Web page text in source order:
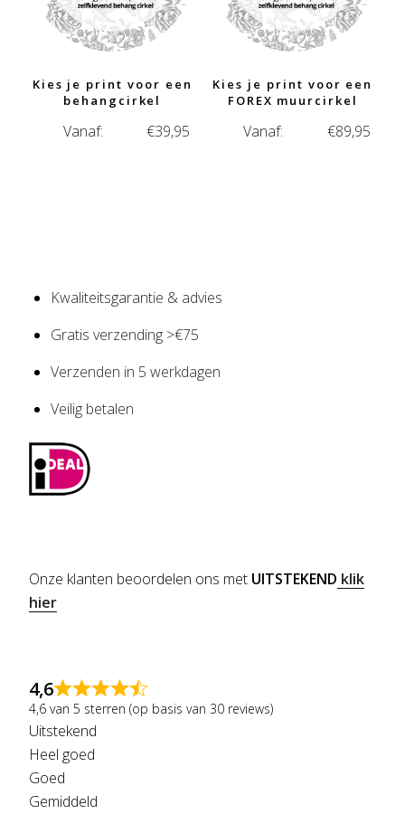
Kies je print voor een
behangcirkel
Vanaf: €39,95
Kies je print voor een
FOREX muurcirkel
Vanaf: €89,95
Kwaliteitsgarantie & advies
Gratis verzending >€75
Verzenden in 5 werkdagen
Veilig betalen
Onze klanten beoordelen ons met UITSTEKEND klik
hier
4,6
4,6 van 5 sterren (op basis van 30 reviews)
Uitstekend
Heel goed
Goed
Gemiddeld